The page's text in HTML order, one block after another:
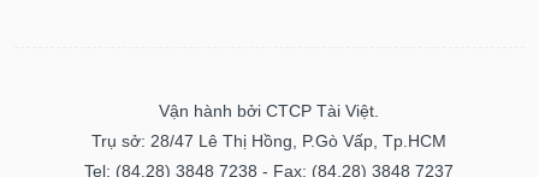
Vận hành bởi CTCP Tài Việt.
Trụ sở: 28/47 Lê Thị Hồng, P.Gò Vấp, Tp.HCM
Tel: (84.28) 3848 7238 - Fax: (84.28) 3848 7237